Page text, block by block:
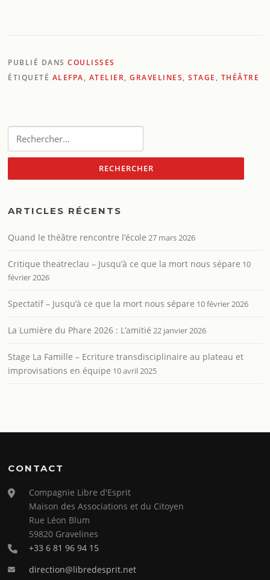
PUBLIÉ DANSCOULISSES
ÉTIQUETÉ ALEFPA, ATELIER,GRAVELINES,STAGE , THÉÂTRE
ARTICLES RÉCENTS
Quand le théâtre rencontre l’école 27 mars 2026
Critique theatreclau – Jusqu’à ce que la mort nous sépare 10
février 2026
Spectatif – Jusqu’à ce que la mort nous sépare 10 février 2026
La Lumière du Phare 2026 : L’amitié 22 janvier 2026
Stage La Famille – Ecriture transdisciplinaire au plateau et
improvisations en équipe 10 avril 2025
CONTACT
Compagnie Libre d'Esprit
Maison des Associations et du Citoyen
Rue Léon Blum
59820 Gravelines
+33 6 81 96 94 15
direction@libredesprit.net